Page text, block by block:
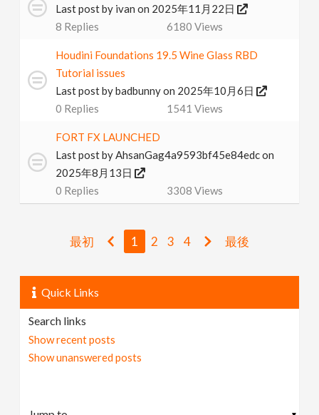
Last post by ivan on 2025年11月22日
8 Replies 6180 Views
Houdini Foundations 19.5 Wine Glass RBD
Tutorial issues
Last post bybadbunnyon 2025年10月6日
0 Replies 1541 Views
FORT FX LAUNCHED
Last post byAhsanGag4a9593bf45e84edcon
2025年8月13日
0 Replies 3308 Views
最初 1 2 3 4 最後
Quick Links
Search links
Show recent posts
Show unanswered posts